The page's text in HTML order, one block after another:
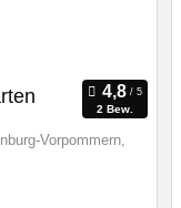
2 Bew.
Vorpommern,